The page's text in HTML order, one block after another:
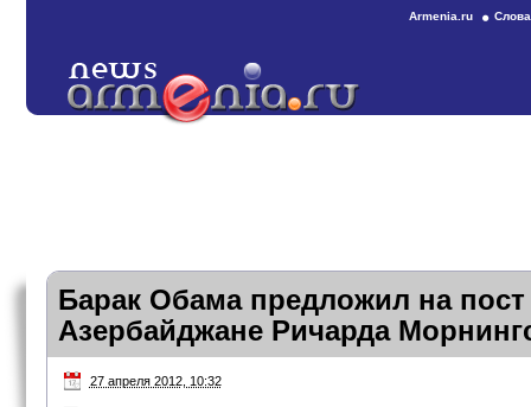
Armenia.ru
Барак Обама предложил на
Азербайджане Ричарда
27 апреля 2012, 10:32